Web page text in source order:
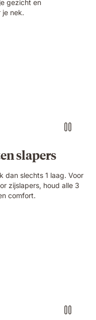
gezicht en
nek.
slapers
dan slechts 1 laag. Voor
zijslapers, houd alle 3
comfort.